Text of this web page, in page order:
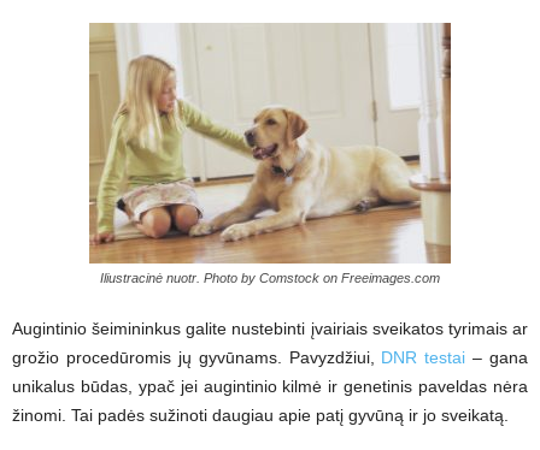
Iliustracinė nuotr. Photo by Comstock on Freeimages.com
Augintinio šeimininkus galite nustebinti įvairiais sveikatos tyrimais ar
grožio procedūromis jų gyvūnams. Pavyzdžiui, DNR testai – gana
unikalus būdas, ypač jei augintinio kilmė ir genetinis paveldas nėra
žinomi. Tai padės sužinoti daugiau apie patį gyvūną ir jo sveikatą.